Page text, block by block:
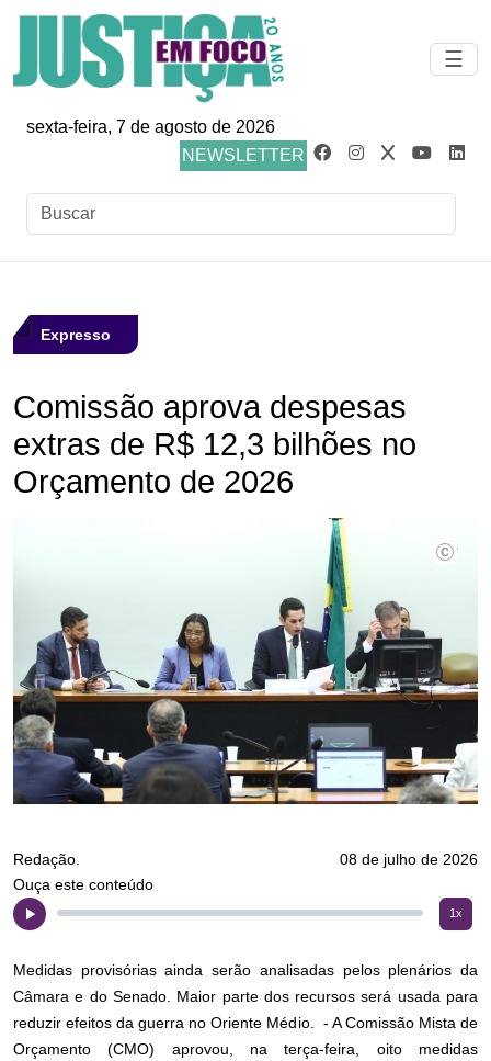
☰
sexta-feira, 7 de agosto de 2026
NEWSLETTER
Expresso
Comissão aprova despesas
extras de R$ 12,3 bilhões no
Orçamento de 2026
Redação.
08 de julho de 2026
Ouça este conteúdo
1x
Medidas provisórias ainda serão analisadas pelos plenários da
Câmara e do Senado. Maior parte dos recursos será usada para
reduzir efeitos da guerra no Oriente Médio. - A Comissão Mista de
Orçamento (CMO) aprovou, na terça-feira, oito medidas